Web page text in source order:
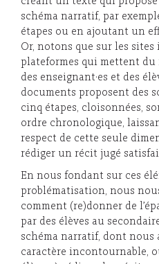
schéma narratif, par
étapes ou en ajoutant un
Or, notons que sur les
plateformes qui mettent
des enseignant·es et des
documents proposent des
cinq étapes, cloisonnées,
ordre chronologique,
respect de cette seule
rédiger un récit jugé
En nous fondant sur ces
problématisation, nous
comment (re)donner de
par des élèves au
schéma narratif, dont nous
caractère incontournable,